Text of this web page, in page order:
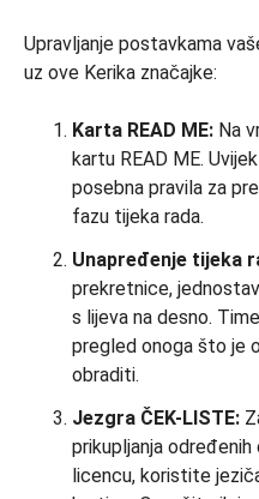
Upravljanje postavkama
uz ove Kerika značajke:
Karta READ ME: Na
kartu READ ME.
posebna pravila za
fazu tijeka rada.
Unapređenje tijeka
prekretnice,
s lijeva na desno.
pregled onoga što je
obraditi.
Jezgra ČEK-LISTE:
prikupljanja
licencu, koristite